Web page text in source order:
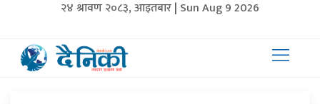
२४ श्रावण २०८३, आइतबार | Sun Aug 9 2026